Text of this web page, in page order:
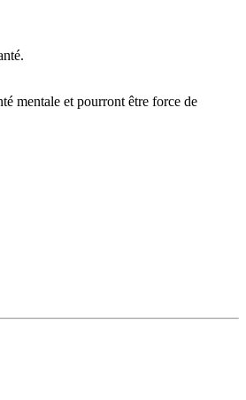
mentale et pourront être force de